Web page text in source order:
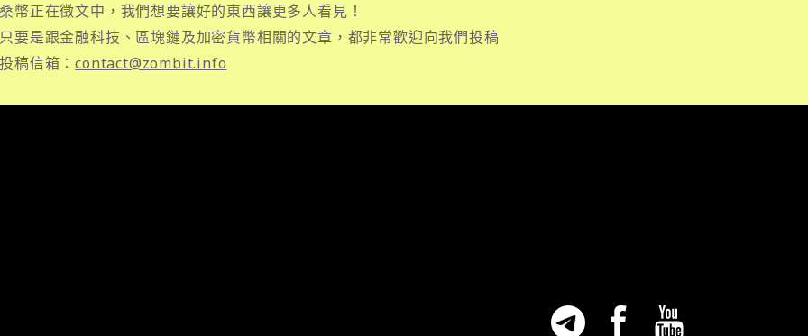
桑幣正在徵文中，我們想要讓好的東西讓更多人看見！
只要是跟金融科技、區塊鏈及加密貨幣相關的文章，都非常歡迎向我們投稿
投稿信箱：contact@zombit.info